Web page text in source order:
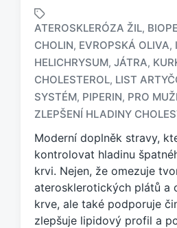
z
n
a
e
n
o
t
a
g
ATEROSKLERÓZA ŽIL,
CHOLIN, EVROPSKÁ OLIVA,
HELICHRYSUM, JÁTRA,
CHOLESTEROL, LIST
SYSTÉM, PIPERIN, PRO
ZLEPŠENÍ HLADINY
Moderní doplněk stravy,
kontrolovat hladinu
krvi. Nejen, že omezuje
aterosklerotických plátů a
krve, ale také podporuje
zlepšuje lipidový profil a